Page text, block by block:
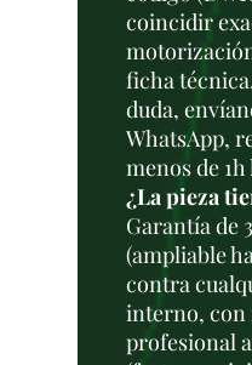
coincidir
ficha
duda,
WhatsApp,
menos de
¿La pieza
Garantía de
(ampliable
contra
interno, con
profesional